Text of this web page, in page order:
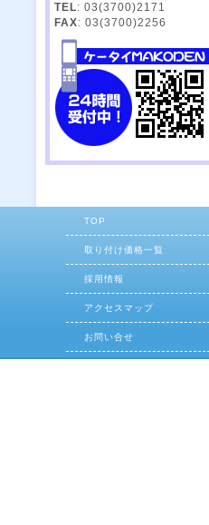
TEL: 03(3700)2171
FAX: 03(3700)2256
TOP
取り付け価格一覧
採用情報
アクセスマップ
お問い合せ